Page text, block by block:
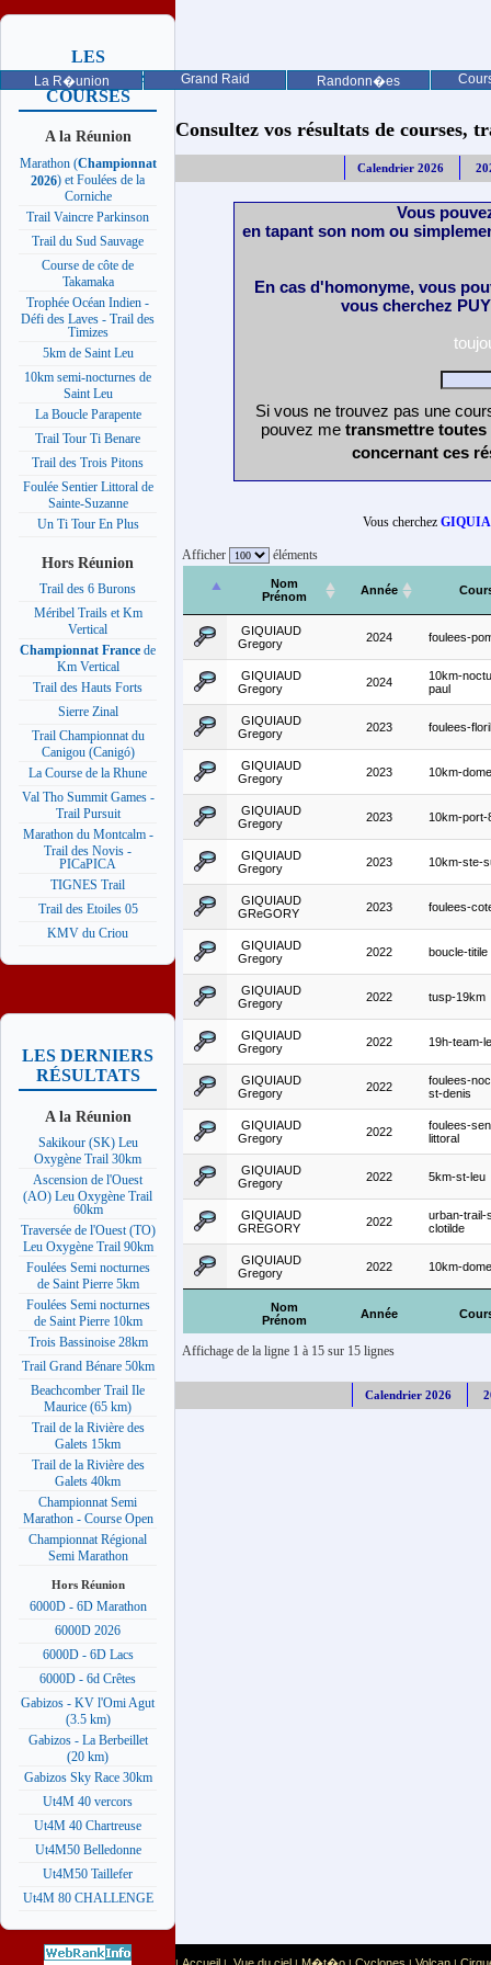
La R�union Grand Raid Randonn�es
LES
PROCHAINES
COURSES
A la Réunion
Marathon (Championnat
2026) et Foulées de la
Corniche
Trail Vaincre Parkinson
Trail du Sud Sauvage
Course de côte de
Takamaka
Trophée Océan Indien -
Défi des Laves - Trail des
Timizes
5km de Saint Leu
10km semi-nocturnes de
Saint Leu
La Boucle Parapente
Trail Tour Ti Benare
Trail des Trois Pitons
Foulée Sentier Littoral de
Sainte-Suzanne
Un Ti Tour En Plus
Hors Réunion
Trail des 6 Burons
Méribel Trails et Km
Vertical
Championnat France de
Km Vertical
Trail des Hauts Forts
Sierre Zinal
Trail Championnat du
Canigou (Canigó)
La Course de la Rhune
Val Tho Summit Games -
Trail Pursuit
Marathon du Montcalm -
Trail des Novis -
PICaPICA
TIGNES Trail
Trail des Etoiles 05
KMV du Criou
LES DERNIERS
RÉSULTATS
A la Réunion
Sakikour (SK) Leu
Oxygène Trail 30km
Ascension de l'Ouest
(AO) Leu Oxygène Trail
60km
Traversée de l'Ouest (TO)
Leu Oxygène Trail 90km
Foulées Semi nocturnes
de Saint Pierre 5km
Foulées Semi nocturnes
de Saint Pierre 10km
Trois Bassinoise 28km
Trail Grand Bénare 50km
Beachcomber Trail Ile
Maurice (65 km)
Trail de la Rivière des
Galets 15km
Trail de la Rivière des
Galets 40km
Championnat Semi
Marathon - Course Open
Championnat Régional
Semi Marathon
Hors Réunion
6000D - 6D Marathon
6000D 2026
6000D - 6D Lacs
6000D - 6d Crêtes
Gabizos - KV l'Omi Agut
(3.5 km)
Gabizos - La Berbeillet
(20 km)
Gabizos Sky Race 30km
Ut4M 40 vercors
Ut4M 40 Chartreuse
Ut4M50 Belledonne
Ut4M50 Taillefer
Ut4M 80 CHALLENGE
Consultez vos résultats de courses,
Calendrier 2026
Vous
en tapant son nom ou
En cas d'homonyme, vous
vous cherchez
Si vous ne trouvez pas une
pouvez me transmettre
concernant ces
Vous cherchez
Afficher éléments
Nom
Prénom
Année
Nom
Prénom
Année
GIQUIAUD
Gregory
2024 foulees-
GIQUIAUD
Gregory
2024
10km-
paul
GIQUIAUD
Gregory
2023 foulees-
GIQUIAUD
Gregory
2023 10km-
GIQUIAUD
Gregory
2023 10km-port-
GIQUIAUD
Gregory
2023 10km-ste-
GIQUIAUD
GReGORY
2023 foulees-
GIQUIAUD
Gregory
2022 boucle-titile
GIQUIAUD
Gregory
2022 tusp-19km
GIQUIAUD
Gregory
2022 19h-team-
GIQUIAUD
Gregory
2022
foulees-
st-denis
GIQUIAUD
Gregory
2022
foulees-
littoral
GIQUIAUD
Gregory
2022 5km-st-leu
GIQUIAUD
GREGORY
2022
urban-trail-
clotilde
GIQUIAUD
Gregory
2022 10km-
Affichage de la ligne 1 à 15 sur 15 lignes
Calendrier 2026